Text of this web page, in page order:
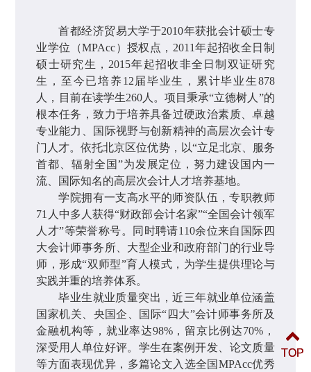
首都经济贸易大学于2010年获批会计硕士专
业学位（MPAcc）授权点， 2011年起招收全日制
硕士研究生，2015年起招收非全日制双证研究
生，至今已培养12届毕业生，累计毕业生878
人，目前在读学生260人。项目秉承“立德树人”的
根本任务，致力于培养具备过硬政治素质、卓越
专业能力、国际视野与创新精神的高层次会计专
门人才。依托北京区位优势，以“立足北京、服务
首都、辐射全国”为发展定位，努力建设国内一
流、国际知名的高层次会计人才培养基地。
学院拥有一支高水平的师资队伍，专职教师
71 人中多人获得“财政部会计名家”“全国会计领军
人才”等荣誉称号。同时聘请110余位来自国际四
大会计师事务所、大型企业和政府部门的行业导
师，形成“双师型”育人模式，为学生提供理论与
实践并重的培养体系。
毕业生就业质量突出，近三年就业单位涵盖
国家机关、央国企、国际“四大”会计师事务所及
金融机构等，就业率达98%，留京比例达70%，
深受用人单位好评。学生在案例开发、论文质量
等方面表现优异，多篇论文入选全国 MPAcc优秀
TOP
TOP